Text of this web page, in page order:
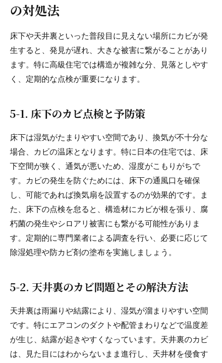
の対処法
床下や天井裏といった普段目に見えない場所にカビが発
生すると、発見が遅れ、大きな被害に繋がることがあり
ます。特に高級住宅では構造が複雑な分、見落としやす
く、定期的な点検が重要になります。
5-1. 床下のカビ点検と予防策
床下は湿気がたまりやすい空間であり、換気が不十分な
場合、カビの温床となります。特に日本の住宅では、床
下空間が狭く、通気が悪いため、湿度がこもりがちで
す。カビの発生を防ぐためには、床下の通風口を確保
し、可能であれば換気扇を設置するのが効果的です。ま
た、床下の点検を怠ると、構造材にカビが根を張り、腐
朽菌の発生やシロアリ被害にも繋がる可能性がありま
す。定期的に専門業者による調査を行い、必要に応じて
除湿処理や防カビ剤の塗布を実施しましょう。
5-2. 天井裏のカビ問題とその解決方法
天井裏は雨漏りや結露により、湿気が溜まりやすい空間
です。特にエアコンのダクトや配管まわりなどで温度差
が生じ、結露が起きやすくなっています。天井裏のカビ
は、見た目にはわからないまま進行し、天井材を侵食す